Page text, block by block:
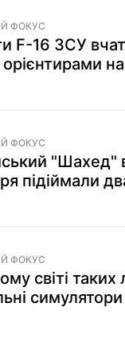
ФОКУС
F-16 ЗСУ
орієнтирами
ФОКУС
"Шахед"
підіймали
ФОКУС
світі